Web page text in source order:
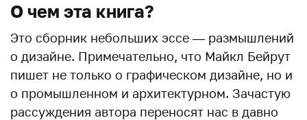
О чем эта книга?
Это сборник небольших эссе — размышлений
о дизайне. Примечательно, что Майкл Бейрут
пишет не только о графическом дизайне, но и
о промышленном и архитектурном. Зачастую
рассуждения автора переносят нас в давно